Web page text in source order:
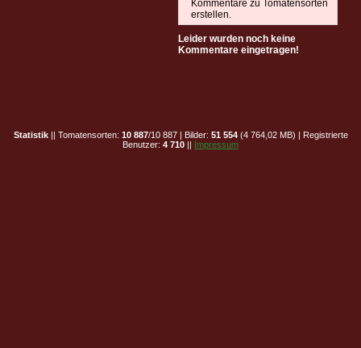
Kommentare zu Tomatensorten
erstellen.
Leider wurden noch keine
Kommentare eingetragen!
Statistik|| Tomatensorten: 10 887/10 887 | Bilder: 51 554(4 764,02 MB) | Registrierte
Benutzer: 4 710 || Impressum